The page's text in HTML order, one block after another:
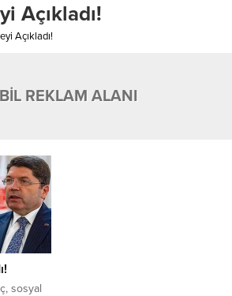
Açıkladı!
Açıkladı!
REKLAM ALANI
sosyal